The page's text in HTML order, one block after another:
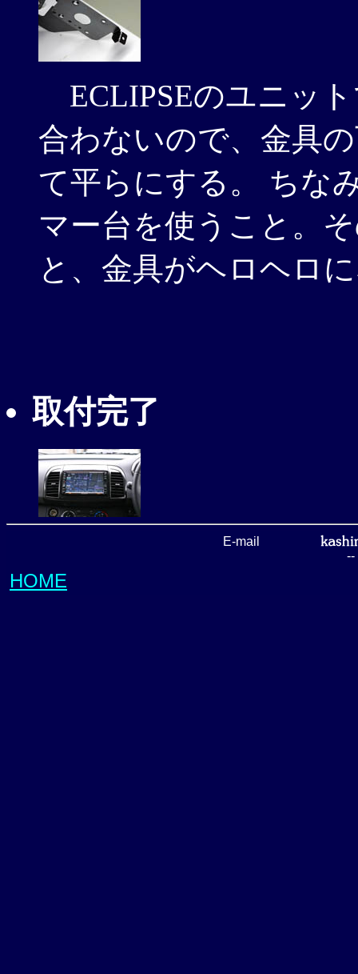
ECLIPSEのユニッ
合わないので、金具
て平らにする。 ちな
マー台を使うこと。
と、金具がヘロヘロ
取付完了
E-mail
--
HOME